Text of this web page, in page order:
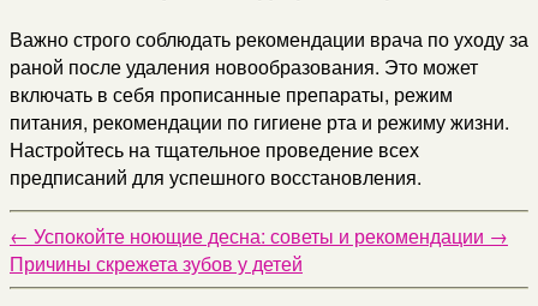
Важно строго соблюдать рекомендации врача по уходу за
раной после удаления новообразования. Это может
включать в себя прописанные препараты, режим
питания, рекомендации по гигиене рта и режиму жизни.
Настройтесь на тщательное проведение всех
предписаний для успешного восстановления.
← Успокойте ноющие десна: советы и рекомендации →
Причины скрежета зубов у детей